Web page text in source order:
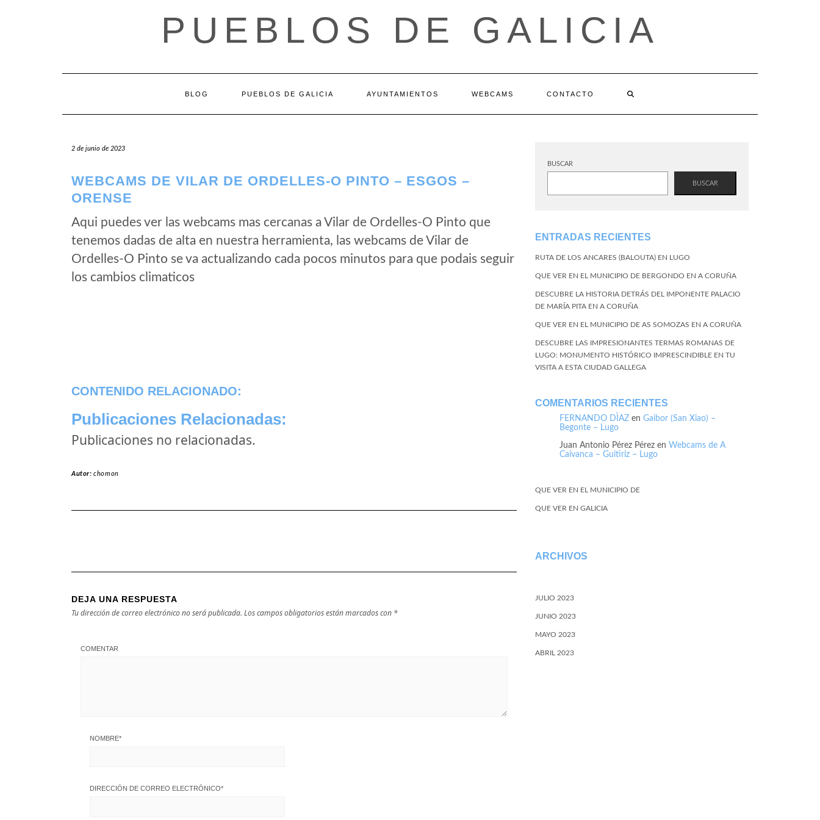
PUEBLOS DE GALICIA
BLOG PUEBLOS DE GALICIA AYUNTAMIENTOS WEBCAMS CONTACTO
2 de junio de 2023
WEBCAMS DE VILAR DE ORDELLES-O PINTO – ESGOS –
ORENSE
Aqui puedes ver las webcams mas cercanas a Vilar de Ordelles-O Pinto que
tenemos dadas de alta en nuestra herramienta, las webcams de Vilar de
Ordelles-O Pinto se va actualizando cada pocos minutos para que podais seguir
los cambios climaticos
CONTENIDO RELACIONADO:
Publicaciones Relacionadas:
Publicaciones no relacionadas.
Autor:chomon
DEJA UNA RESPUESTA
Tu dirección de correo electrónico no será publicada. Los campos obligatorios están marcados con *
COMENTAR
NOMBRE*
DIRECCIÓN DE CORREO ELECTRÓNICO*
BUSCAR
BUSCAR
ENTRADAS RECIENTES
RUTA DE LOS ANCARES (BALOUTA) EN LUGO
QUE VER EN EL MUNICIPIO DE BERGONDO EN A CORUÑA
DESCUBRE LA HISTORIA DETRÁS DEL IMPONENTE PALACIO
DE MARÍA PITA EN A CORUÑA
QUE VER EN EL MUNICIPIO DE AS SOMOZAS EN A CORUÑA
DESCUBRE LAS IMPRESIONANTES TERMAS ROMANAS DE
LUGO: MONUMENTO HISTÓRICO IMPRESCINDIBLE EN TU
VISITA A ESTA CIUDAD GALLEGA
COMENTARIOS RECIENTES
FERNANDO DÌAZ en Gaibor (San Xiao) –
Begonte – Lugo
Juan Antonio Pérez Pérez en Webcams de A
Caivanca – Guitiriz – Lugo
QUE VER EN EL MUNICIPIO DE
QUE VER EN GALICIA
ARCHIVOS
JULIO 2023
JUNIO 2023
MAYO 2023
ABRIL 2023